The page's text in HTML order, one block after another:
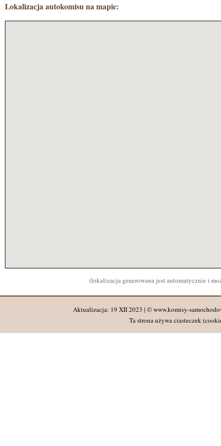
Lokalizacja autokomisu na mapie:
(lokalizacja generowana jest automatycznie i
Aktualizacja: 19 XII 2023 | © www.komisy-
Ta strona używa ciasteczek